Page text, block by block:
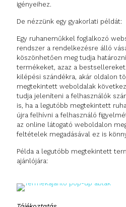
igényeihez.
De nézzünk egy gyakorlati példát:
Egy ruhaneműkkel foglalkozó
rendszer a rendelkezésre álló
köszönhetően meg tudja
termékeket, azaz a
kilépési szándékra, akár oldalon
megtekintett weboldalak
tudja jeleníteni a felhasználók
is, ha a legutóbb megtekintett
újra felhívni a felhasználó
az online látogató weboldalon
feltételek megadásával ez is
Példa a legutóbb megtekintett
ajánlójára: